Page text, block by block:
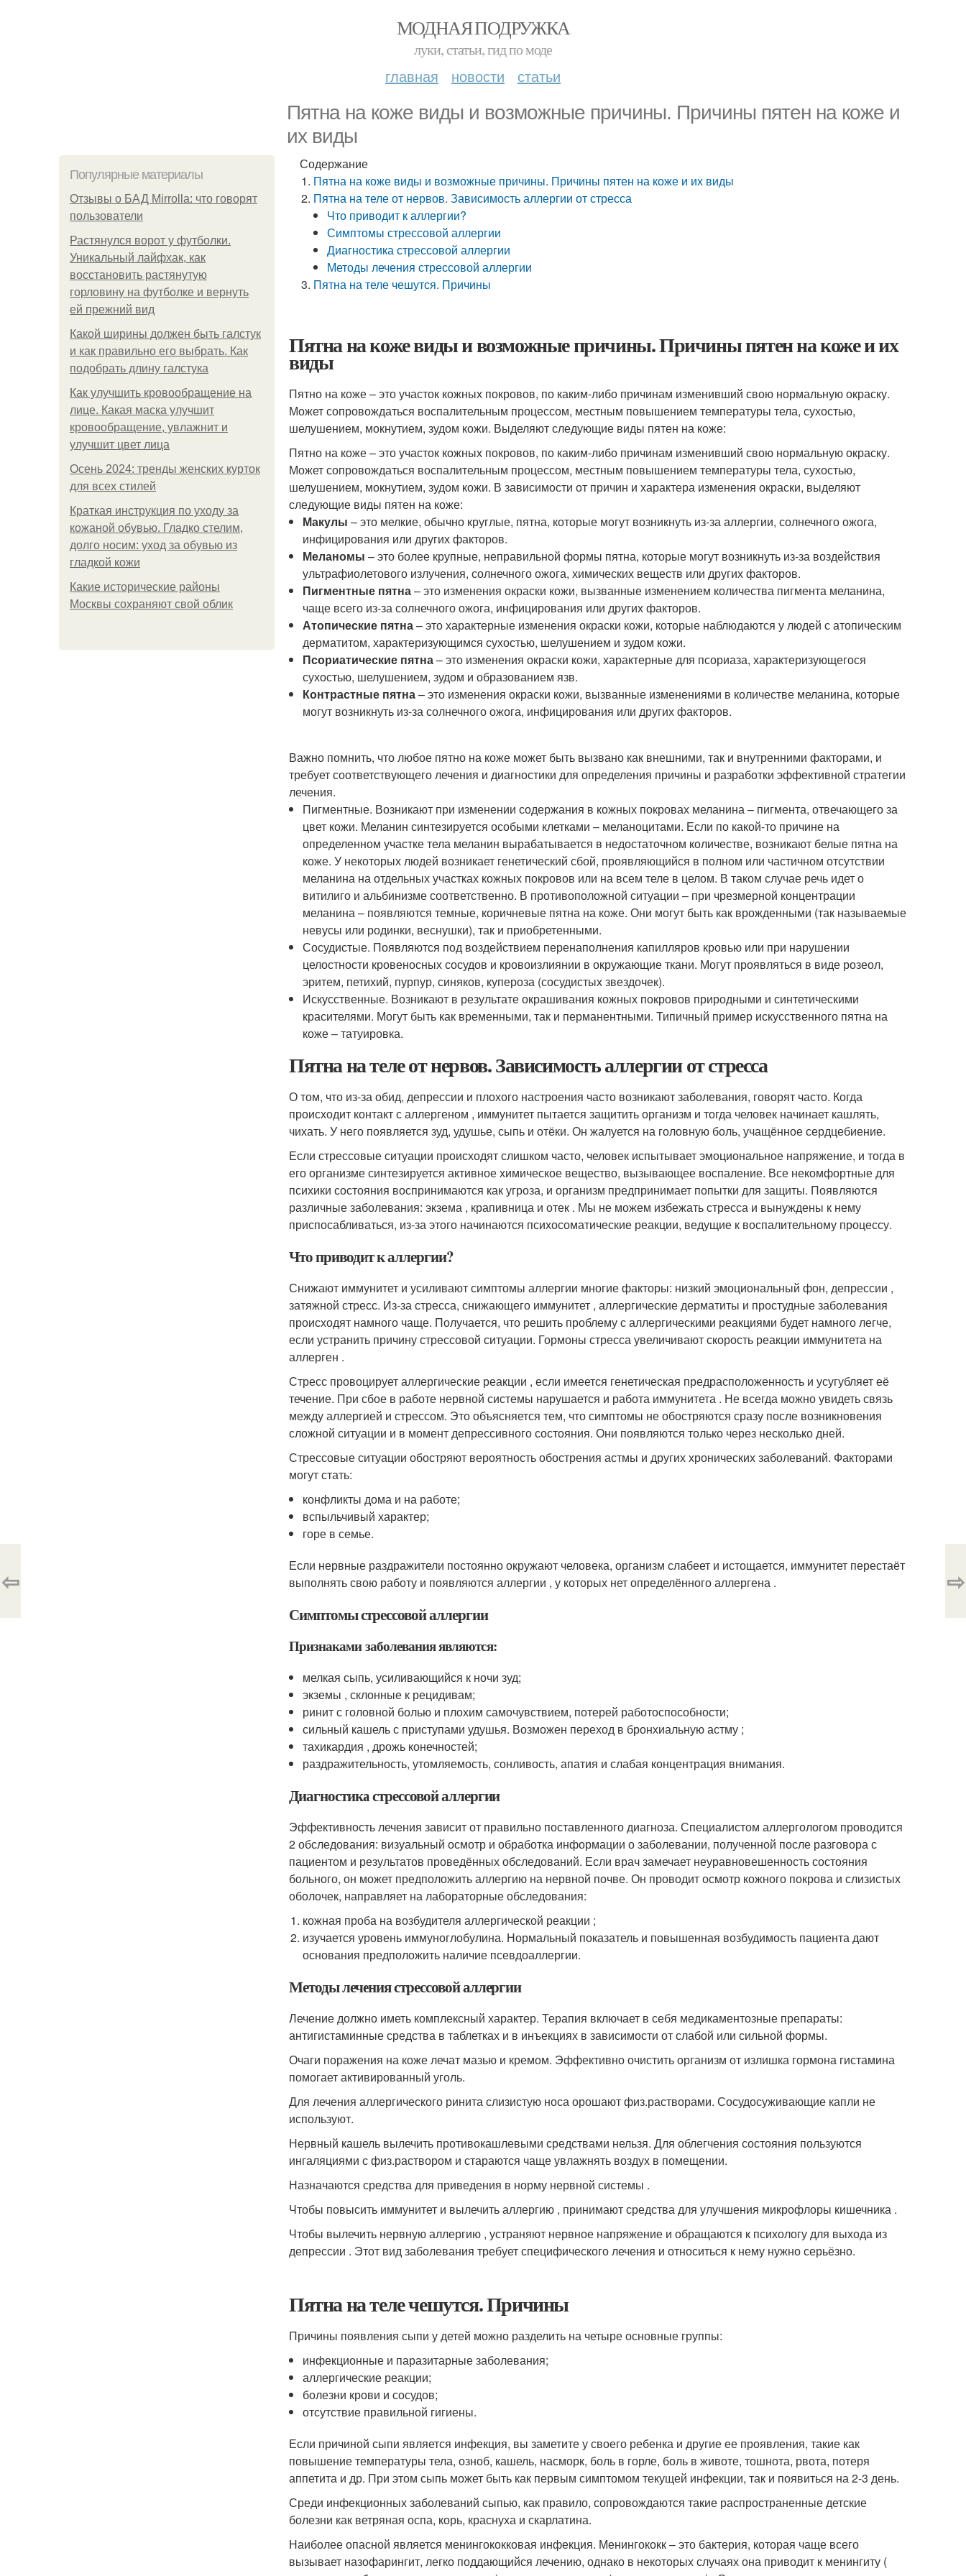
МОДНАЯ ПОДРУЖКА
луки, статьи, гид по моде
главная новости статьи
Пятна на коже виды и возможные причины. Причины пятен на коже и
их виды
Популярные материалы
Отзывы о БАД Mirrolla: что говорят
пользователи
Растянулся ворот у футболки.
Уникальный лайфхак, как
восстановить растянутую
горловину на футболке и вернуть
ей прежний вид
Какой ширины должен быть галстук
и как правильно его выбрать. Как
подобрать длину галстука
Как улучшить кровообращение на
лице. Какая маска улучшит
кровообращение, увлажнит и
улучшит цвет лица
Осень 2024: тренды женских курток
для всех стилей
Краткая инструкция по уходу за
кожаной обувью. Гладко стелим,
долго носим: уход за обувью из
гладкой кожи
Какие исторические районы
Москвы сохраняют свой облик
Содержание
Пятна на коже виды и возможные причины. Причины пятен на коже и их виды
Пятна на теле от нервов. Зависимость аллергии от стресса
Что приводит к аллергии?
Симптомы стрессовой аллергии
Диагностика стрессовой аллергии
Методы лечения стрессовой аллергии
Пятна на теле чешутся. Причины
Пятна на коже виды и возможные причины. Причины пятен на коже и их
виды
Пятно на коже – это участок кожных покровов, по каким-либо причинам изменивший свою нормальную окраску.
Может сопровождаться воспалительным процессом, местным повышением температуры тела, сухостью,
шелушением, мокнутием, зудом кожи. Выделяют следующие виды пятен на коже:
Пятно на коже – это участок кожных покровов, по каким-либо причинам изменивший свою нормальную окраску.
Может сопровождаться воспалительным процессом, местным повышением температуры тела, сухостью,
шелушением, мокнутием, зудом кожи. В зависимости от причин и характера изменения окраски, выделяют
следующие виды пятен на коже:
Макулы – это мелкие, обычно круглые, пятна, которые могут возникнуть из-за аллергии, солнечного ожога,
инфицирования или других факторов.
Меланомы – это более крупные, неправильной формы пятна, которые могут возникнуть из-за воздействия
ультрафиолетового излучения, солнечного ожога, химических веществ или других факторов.
Пигментные пятна– это изменения окраски кожи, вызванные изменением количества пигмента меланина,
чаще всего из-за солнечного ожога, инфицирования или других факторов.
Атопические пятна– это характерные изменения окраски кожи, которые наблюдаются у людей с атопическим
дерматитом, характеризующимся сухостью, шелушением и зудом кожи.
Псориатические пятна– это изменения окраски кожи, характерные для псориаза, характеризующегося
сухостью, шелушением, зудом и образованием язв.
Контрастные пятна– это изменения окраски кожи, вызванные изменениями в количестве меланина, которые
могут возникнуть из-за солнечного ожога, инфицирования или других факторов.
Важно помнить, что любое пятно на коже может быть вызвано как внешними, так и внутренними факторами, и
требует соответствующего лечения и диагностики для определения причины и разработки эффективной стратегии
лечения.
Пигментные. Возникают при изменении содержания в кожных покровах меланина – пигмента, отвечающего за
цвет кожи. Меланин синтезируется особыми клетками – меланоцитами. Если по какой-то причине на
определенном участке тела меланин вырабатывается в недостаточном количестве, возникают белые пятна на
коже. У некоторых людей возникает генетический сбой, проявляющийся в полном или частичном отсутствии
меланина на отдельных участках кожных покровов или на всем теле в целом. В таком случае речь идет о
витилиго и альбинизме соответственно. В противоположной ситуации – при чрезмерной концентрации
меланина – появляются темные, коричневые пятна на коже. Они могут быть как врожденными (так называемые
невусы или родинки, веснушки), так и приобретенными.
Сосудистые. Появляются под воздействием перенаполнения капилляров кровью или при нарушении
целостности кровеносных сосудов и кровоизлиянии в окружающие ткани. Могут проявляться в виде розеол,
эритем, петихий, пурпур, синяков, купероза (сосудистых звездочек).
Искусственные. Возникают в результате окрашивания кожных покровов природными и синтетическими
красителями. Могут быть как временными, так и перманентными. Типичный пример искусственного пятна на
коже – татуировка.
Пятна на теле от нервов. Зависимость аллергии от стресса
О том, что из-за обид, депрессии и плохого настроения часто возникают заболевания, говорят часто. Когда
происходит контакт с аллергеном , иммунитет пытается защитить организм и тогда человек начинает кашлять,
чихать. У него появляется зуд, удушье, сыпь и отёки. Он жалуется на головную боль, учащённое сердцебиение.
Если стрессовые ситуации происходят слишком часто, человек испытывает эмоциональное напряжение, и тогда в
его организме синтезируется активное химическое вещество, вызывающее воспаление. Все некомфортные для
психики состояния воспринимаются как угроза, и организм предпринимает попытки для защиты. Появляются
различные заболевания: экзема , крапивница и отек . Мы не можем избежать стресса и вынуждены к нему
приспосабливаться, из-за этого начинаются психосоматические реакции, ведущие к воспалительному процессу.
Что приводит к аллергии?
Снижают иммунитет и усиливают симптомы аллергии многие факторы: низкий эмоциональный фон, депрессии ,
затяжной стресс. Из-за стресса, снижающего иммунитет , аллергические дерматиты и простудные заболевания
происходят намного чаще. Получается, что решить проблему с аллергическими реакциями будет намного легче,
если устранить причину стрессовой ситуации. Гормоны стресса увеличивают скорость реакции иммунитета на
аллерген .
Стресс провоцирует аллергические реакции , если имеется генетическая предрасположенность и усугубляет её
течение. При сбое в работе нервной системы нарушается и работа иммунитета . Не всегда можно увидеть связь
между аллергией и стрессом. Это объясняется тем, что симптомы не обостряются сразу после возникновения
сложной ситуации и в момент депрессивного состояния. Они появляются только через несколько дней.
Стрессовые ситуации обостряют вероятность обострения астмы и других хронических заболеваний. Факторами
могут стать:
конфликты дома и на работе;
вспыльчивый характер;
горе в семье.
Если нервные раздражители постоянно окружают человека, организм слабеет и истощается, иммунитет перестаёт
выполнять свою работу и появляются аллергии , у которых нет определённого аллергена .
Симптомы стрессовой аллергии
Признаками заболевания являются:
мелкая сыпь, усиливающийся к ночи зуд;
экземы , склонные к рецидивам;
ринит с головной болью и плохим самочувствием, потерей работоспособности;
сильный кашель с приступами удушья. Возможен переход в бронхиальную астму ;
тахикардия , дрожь конечностей;
раздражительность, утомляемость, сонливость, апатия и слабая концентрация внимания.
Диагностика стрессовой аллергии
Эффективность лечения зависит от правильно поставленного диагноза. Специалистом аллергологом проводится
2 обследования: визуальный осмотр и обработка информации о заболевании, полученной после разговора с
пациентом и результатов проведённых обследований. Если врач замечает неуравновешенность состояния
больного, он может предположить аллергию на нервной почве. Он проводит осмотр кожного покрова и слизистых
оболочек, направляет на лабораторные обследования:
кожная проба на возбудителя аллергической реакции ;
изучается уровень иммуноглобулина. Нормальный показатель и повышенная возбудимость пациента дают
основания предположить наличие псевдоаллергии.
Методы лечения стрессовой аллергии
Лечение должно иметь комплексный характер. Терапия включает в себя медикаментозные препараты:
антигистаминные средства в таблетках и в инъекциях в зависимости от слабой или сильной формы.
Очаги поражения на коже лечат мазью и кремом. Эффективно очистить организм от излишка гормона гистамина
помогает активированный уголь.
Для лечения аллергического ринита слизистую носа орошают физ.растворами. Сосудосуживающие капли не
используют.
Нервный кашель вылечить противокашлевыми средствами нельзя. Для облегчения состояния пользуются
ингаляциями с физ.раствором и стараются чаще увлажнять воздух в помещении.
Назначаются средства для приведения в норму нервной системы .
Чтобы повысить иммунитет и вылечить аллергию , принимают средства для улучшения микрофлоры кишечника .
Чтобы вылечить нервную аллергию , устраняют нервное напряжение и обращаются к психологу для выхода из
депрессии . Этот вид заболевания требует специфического лечения и относиться к нему нужно серьёзно.
Пятна на теле чешутся. Причины
Причины появления сыпи у детей можно разделить на четыре основные группы:
инфекционные и паразитарные заболевания;
аллергические реакции;
болезни крови и сосудов;
отсутствие правильной гигиены.
Если причиной сыпи является инфекция, вы заметите у своего ребенка и другие ее проявления, такие как
повышение температуры тела, озноб, кашель, насморк, боль в горле, боль в животе, тошнота, рвота, потеря
аппетита и др. При этом сыпь может быть как первым симптомом текущей инфекции, так и появиться на 2-3 день.
Среди инфекционных заболеваний сыпью, как правило, сопровождаются такие распространенные детские
болезни как ветряная оспа, корь, краснуха и скарлатина.
Наиболее опасной является менингококковая инфекция. Менингококк – это бактерия, которая чаще всего
вызывает назофарингит, легко поддающийся лечению, однако в некоторых случаях она приводит к менингиту (
⇦ ⇨